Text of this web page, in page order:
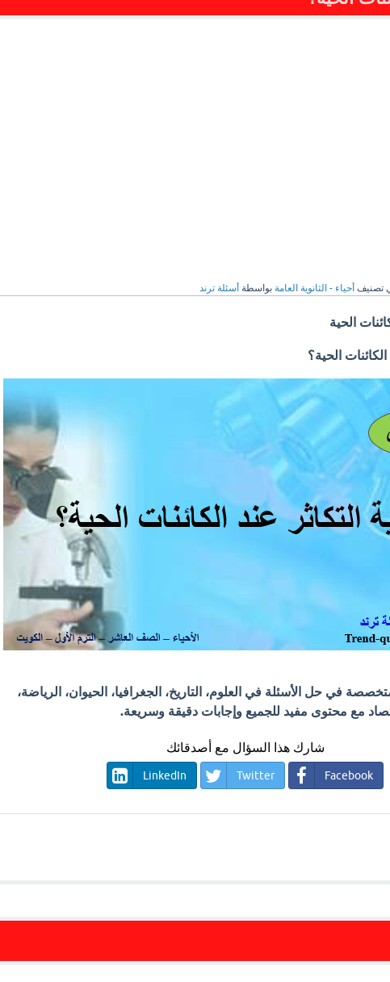
تصنيف أحياء - الثانوية العامة بواسطة أسئلة ترند
الحية
الحية؟
في حل الأسئلة في العلوم، التاريخ، الجغرافيا، الحيوان، الرياضة،
مع محتوى مفيد للجميع وإجابات دقيقة وسريعة.
شارك هذا السؤال مع أصدقائك
Facebook
Twitter
LinkedIn